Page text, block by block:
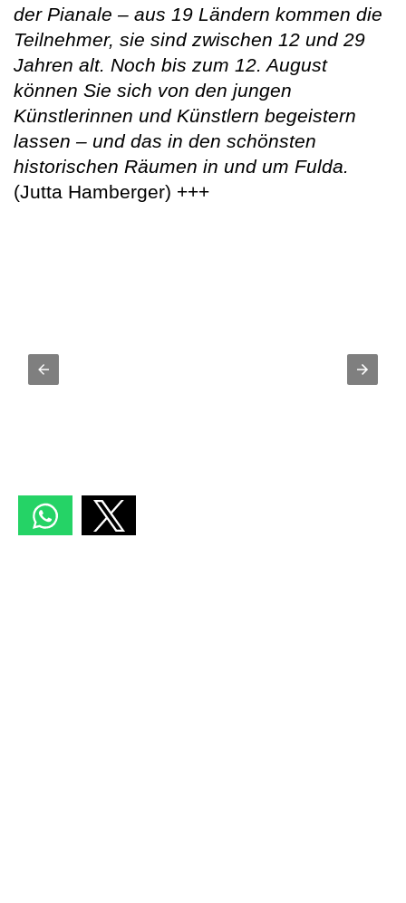
der Pianale – aus 19 Ländern kommen die
Teilnehmer, sie sind zwischen 12 und 29
Jahren alt. Noch bis zum 12. August
können Sie sich von den jungen
Künstlerinnen und Künstlern begeistern
lassen – und das in den schönsten
historischen Räumen in und um Fulda.
(Jutta Hamberger) +++